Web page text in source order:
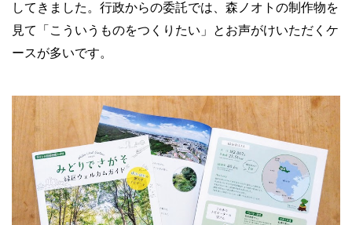
してきました。行政からの委託では、森ノオトの制作物を
見て「こういうものをつくりたい」とお声がけいただくケ
ースが多いです。